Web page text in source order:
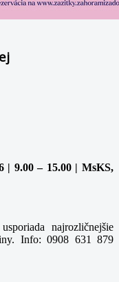
| 9.00 – 15.00 | MsKS,
najrozličnejšie
Info: 0908 631 879